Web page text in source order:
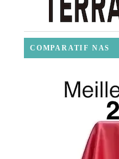
COMPARATIF NAS